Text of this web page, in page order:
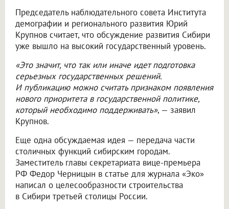
Председатель наблюдательного совета Института
демографии и регионального развития Юрий
Крупнов считает, что обсуждение развития Сибири
уже вышло на высокий государственный уровень.
«Это значит, что так или иначе идет подготовка
серьезных государственных решений.
И публикацию можно считать признаком появления
нового приоритета в государственной политике,
который необходимо поддерживать», — заявил
Крупнов.
Еще одна обсуждаемая идея — передача части
столичных функций сибирским городам.
Заместитель главы секретариата вице-премьера
РФ Федор Черницын в статье для журнала «Эко»
написал о целесообразности строительства
в Сибири третьей столицы России.